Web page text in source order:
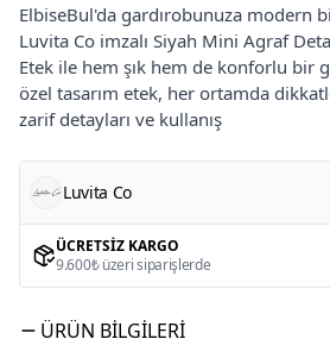
ElbiseBul'da gardırobunuza modern
Luvita Co imzalı Siyah Mini Agraf
Etek ile hem şık hem de konforlu bir
özel tasarım etek, her ortamda
zarif detayları ve kullanış
Luvita Co
ÜCRETSIZ KARGO
9.600₺ üzeri siparişlerde
ÜRÜN BILGILERI